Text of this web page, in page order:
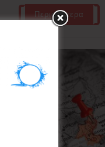
Περισσότερα